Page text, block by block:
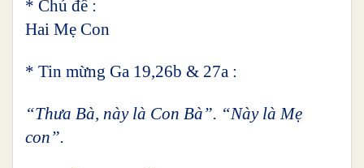
* Chủ đề :
Hai Mẹ Con
* Tin mừng Ga 19,26b & 27a :
“Thưa Bà, này là Con Bà”. “Này là Mẹ
con”.